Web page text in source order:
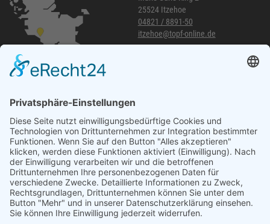
25524 Itzehoe
04821 / 8891-50
itzehoe@topf-online.de
040 / 21 04 04 04-04
glinde@topf-online.de
Öffnungszeiten und mehr